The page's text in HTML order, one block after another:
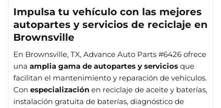
Impulsa tu vehículo con las mejores
autopartes y servicios de reciclaje en
Brownsville
En Brownsville, TX, Advance Auto Parts #6426 ofrece
una amplia gama de autopartes y servicios que
facilitan el mantenimiento y reparación de vehículos.
Con especialización en reciclaje de aceite y baterías,
instalación gratuita de baterías, diagnóstico de